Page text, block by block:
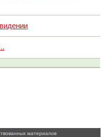
материалов